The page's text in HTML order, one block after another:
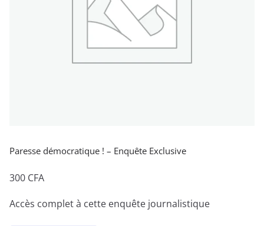
Paresse démocratique ! – Enquête Exclusive
300 CFA
Accès complet à cette enquête journalistique